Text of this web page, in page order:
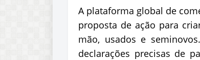
A plataforma global de
proposta de ação para
mão, usados e
declarações precisas de